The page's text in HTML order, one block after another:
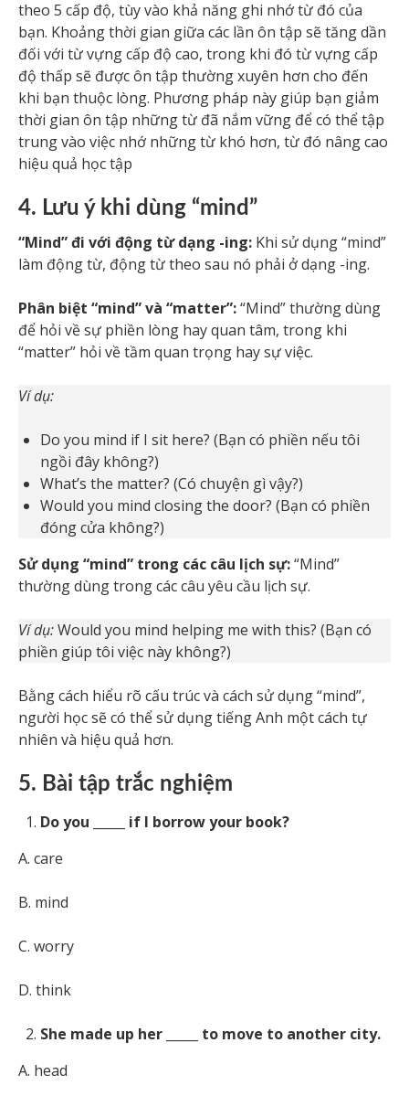
theo 5 cấp độ, tùy vào khả năng ghi nhớ từ đó của
bạn. Khoảng thời gian giữa các lần ôn tập sẽ tăng dần
đối với từ vựng cấp độ cao, trong khi đó từ vựng cấp
độ thấp sẽ được ôn tập thường xuyên hơn cho đến
khi bạn thuộc lòng. Phương pháp này giúp bạn giảm
thời gian ôn tập những từ đã nắm vững để có thể tập
trung vào việc nhớ những từ khó hơn, từ đó nâng cao
hiệu quả học tập
4. Lưu ý khi dùng “mind”
“Mind” đi với động từ dạng -ing: Khi sử dụng “mind”
làm động từ, động từ theo sau nó phải ở dạng -ing.
Phân biệt “mind” và “matter”:“Mind” thường dùng
để hỏi về sự phiền lòng hay quan tâm, trong khi
“matter” hỏi về tầm quan trọng hay sự việc.
Ví dụ:
Do you mind if I sit here? (Bạn có phiền nếu tôi
ngồi đây không?)
What’s the matter? (Có chuyện gì vậy?)
Would you mind closing the door? (Bạn có phiền
đóng cửa không?)
Sử dụng “mind” trong các câu lịch sự:“Mind”
thường dùng trong các câu yêu cầu lịch sự.
Ví dụ:Would you mind helping me with this? (Bạn có
phiền giúp tôi việc này không?)
Bằng cách hiểu rõ cấu trúc và cách sử dụng “mind”,
người học sẽ có thể sử dụng tiếng Anh một cách tự
nhiên và hiệu quả hơn.
5. Bài tập trắc nghiệm
Do you _____ if I borrow your book?
A. care
B. mind
C. worry
D. think
She made up her _____ to move to another city.
A. head